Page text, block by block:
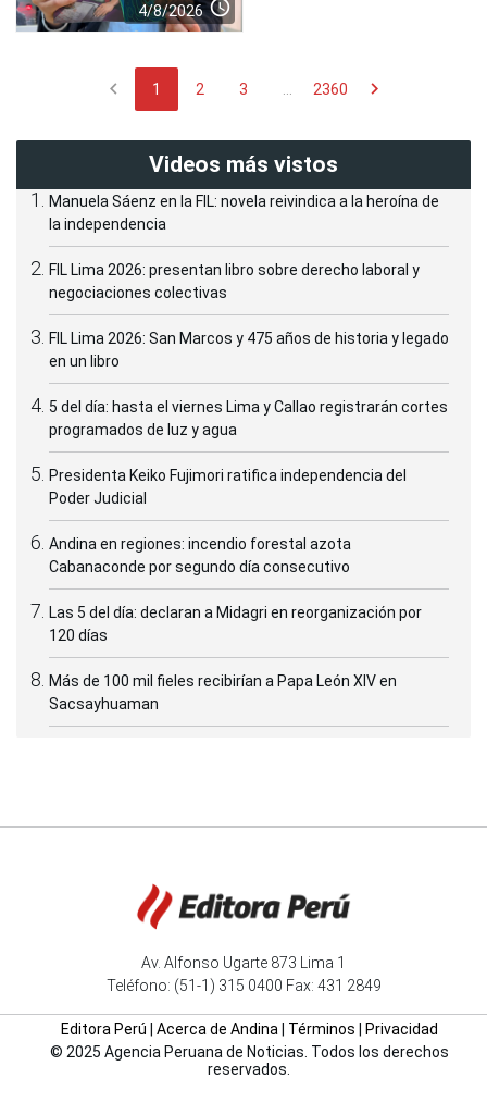
4/8/2026 access_time
chevron_left 1 2 3 ... 2360 chevron_right
Videos más vistos
Manuela Sáenz en la FIL: novela reivindica a la heroína de
la independencia
FIL Lima 2026: presentan libro sobre derecho laboral y
negociaciones colectivas
FIL Lima 2026: San Marcos y 475 años de historia y legado
en un libro
5 del día: hasta el viernes Lima y Callao registrarán cortes
programados de luz y agua
Presidenta Keiko Fujimori ratifica independencia del
Poder Judicial
Andina en regiones: incendio forestal azota
Cabanaconde por segundo día consecutivo
Las 5 del día: declaran a Midagri en reorganización por
120 días
Más de 100 mil fieles recibirían a Papa León XIV en
Sacsayhuaman
Av. Alfonso Ugarte 873 Lima 1
Teléfono: (51-1) 315 0400 Fax: 431 2849
Editora Perú Acerca de Andina| Términos
Privacidad
© 2025 Agencia Peruana de Noticias. Todos los derechos
reservados.